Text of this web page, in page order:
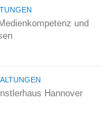
und
Hannover